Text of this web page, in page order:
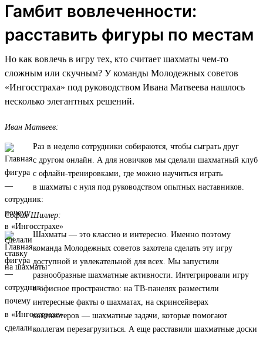
Гамбит вовлеченности:
расставить фигуры по местам
Но как вовлечь в игру тех, кто считает шахматы чем-то
сложным или скучным? У команды Молодежных советов
«Ингосстраха» под руководством Ивана Матвеева нашлось
несколько элегантных решений.
Иван Матвеев:
Раз в неделю сотрудники собираются, чтобы сыграть друг
с другом онлайн. А для новичков мы сделали шахматный клуб
с офлайн-тренировками, где можно научиться играть
в шахматы с нуля под руководством опытных наставников.
София Шиллер:
Шахматы — это классно и интересно. Именно поэтому
команда Молодежных советов захотела сделать эту игру
доступной и увлекательной для всех. Мы запустили
разнообразные шахматные активности. Интегрировали игру
в офисное пространство: на ТВ-панелях разместили
интересные факты о шахматах, на скринсейверах
компьютеров — шахматные задачи, которые помогают
коллегам перезагрузиться. А еще расставили шахматные доски